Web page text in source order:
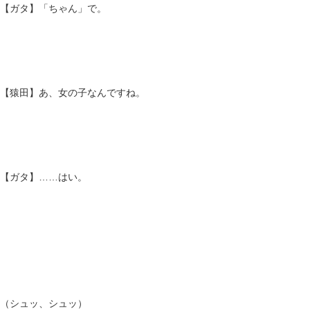
【ガタ】「ちゃん」で。
【猿田】あ、女の子なんですね。
【ガタ】……はい。
（シュッ、シュッ）